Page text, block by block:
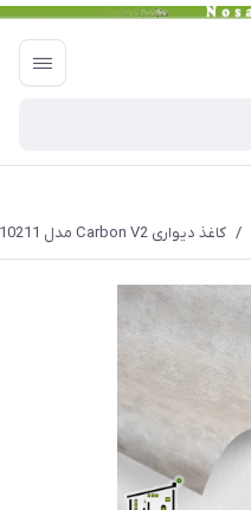
/ کاغذ دیواری Carbon V2 مدل 10211